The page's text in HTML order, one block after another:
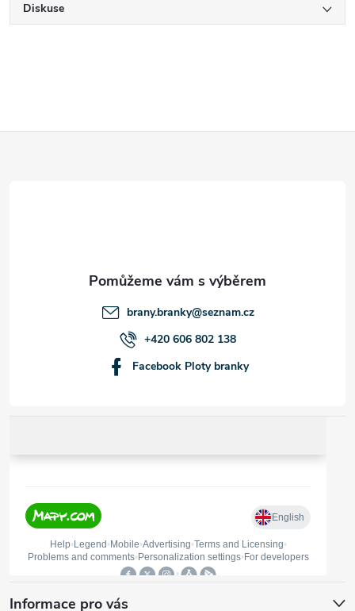
Diskuse
brany.branky@seznam.cz
+420 606 802 138
Facebook Ploty branky
Informace pro vás